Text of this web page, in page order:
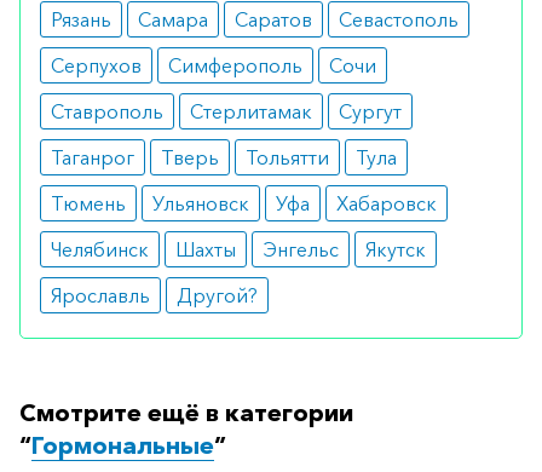
перенесенной операции;
непереносимость компонентов
препарата.
Необходимо соблюдать осторожность при
сахарном диабете, гипотериозе или
внутричерепной гипертензии.
Побочные эффекты
Использование Генотропина может иметь
следующие побочные эффекты:
развитие сколиоза;
отек зрительного нерва.
Рязань
Самара Саратов
Севастополь
Серпухов
Симферополь
Сочи
Ставрополь
Стерлитамак
Сургут
Таганрог
Тверь Тольятти
Тула
Тюмень
Ульяновск Уфа
Хабаровск
Челябинск
Шахты Энгельс
Якутск
Ярославль
Другой?
Смотрите ещё в категории
“Гормональные”